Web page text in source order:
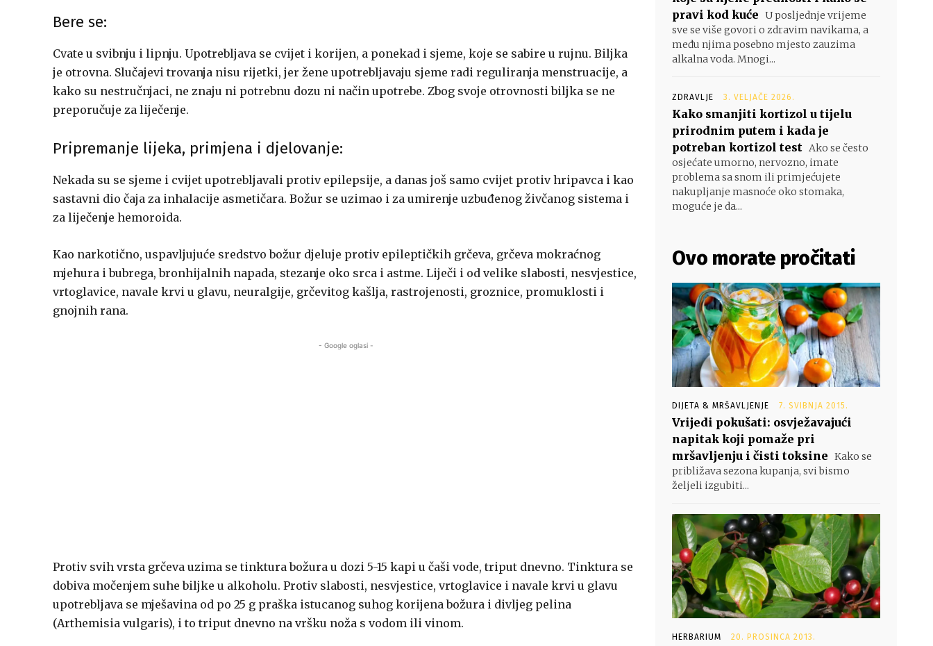
Bere se:
Cvate u svibnju i lipnju. Upotrebljava se cvijet i korijen, a ponekad i sjeme, koje se sabire u rujnu. Biljka
je otrovna. Slučajevi trovanja nisu rijetki, jer žene upotrebljavaju sjeme radi reguliranja menstruacije, a
kako su nestručnjaci, ne znaju ni potrebnu dozu ni način upotrebe. Zbog svoje otrovnosti biljka se ne
preporučuje za liječenje.
Pripremanje lijeka, primjena i djelovanje:
Nekada su se sjeme i cvijet upotrebljavali protiv epilepsije, a danas još samo cvijet protiv hripavca i kao
sastavni dio čaja za inhalacije asmetičara. Božur se uzimao i za umirenje uzbuđenog živčanog sistema i
za liječenje hemoroida.
Kao narkotično, uspavljujuće sredstvo božur djeluje protiv epileptičkih grčeva, grčeva mokraćnog
mjehura i bubrega, bronhijalnih napada, stezanje oko srca i astme. Liječi i od velike slabosti, nesvjestice,
vrtoglavice, navale krvi u glavu, neuralgije, grčevitog kašlja, rastrojenosti, groznice, promuklosti i
gnojnih rana.
- Google oglasi -
Protiv svih vrsta grčeva uzima se tinktura božura u dozi 5-15 kapi u čaši vode, triput dnevno. Tinktura se
dobiva močenjem suhe biljke u alkoholu. Protiv slabosti, nesvjestice, vrtoglavice i navale krvi u glavu
upotrebljava se mješavina od po 25 g praška istucanog suhog korijena božura i divljeg pelina
(Arthemisia vulgaris), i to triput dnevno na vršku noža s vodom ili vinom.
pravi kod kuće U posljednje vrijeme
sve se više govori o zdravim navikama, a
među njima posebno mjesto zauzima
alkalna voda. Mnogi...
ZDRAVLJE 3. VELJAČE 2026.
Kako smanjiti kortizol u tijelu
prirodnim putem i kada je
potreban kortizol test Ako se često
osjećate umorno, nervozno, imate
problema sa snom ili primjećujete
nakupljanje masnoće oko stomaka,
moguće je da...
Ovo morate pročitati
DIJETA & MRŠAVLJENJE 7. SVIBNJA 2015.
Vrijedi pokušati: osvježavajući
napitak koji pomaže pri
mršavljenju i čisti toksine Kako se
približava sezona kupanja, svi bismo
željeli izgubiti...
HERBARIUM 20. PROSINCA 2013.